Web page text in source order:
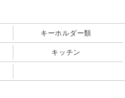
キーホルダー類
キッチン